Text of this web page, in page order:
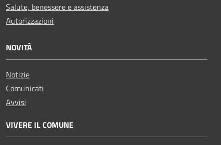
Salute, benessere e assistenza
Autorizzazioni
NOVITÀ
Notizie
Comunicati
Avvisi
VIVERE IL COMUNE